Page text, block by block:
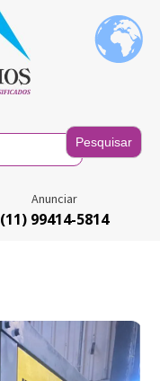
Anunciar
(11) 99414-5814